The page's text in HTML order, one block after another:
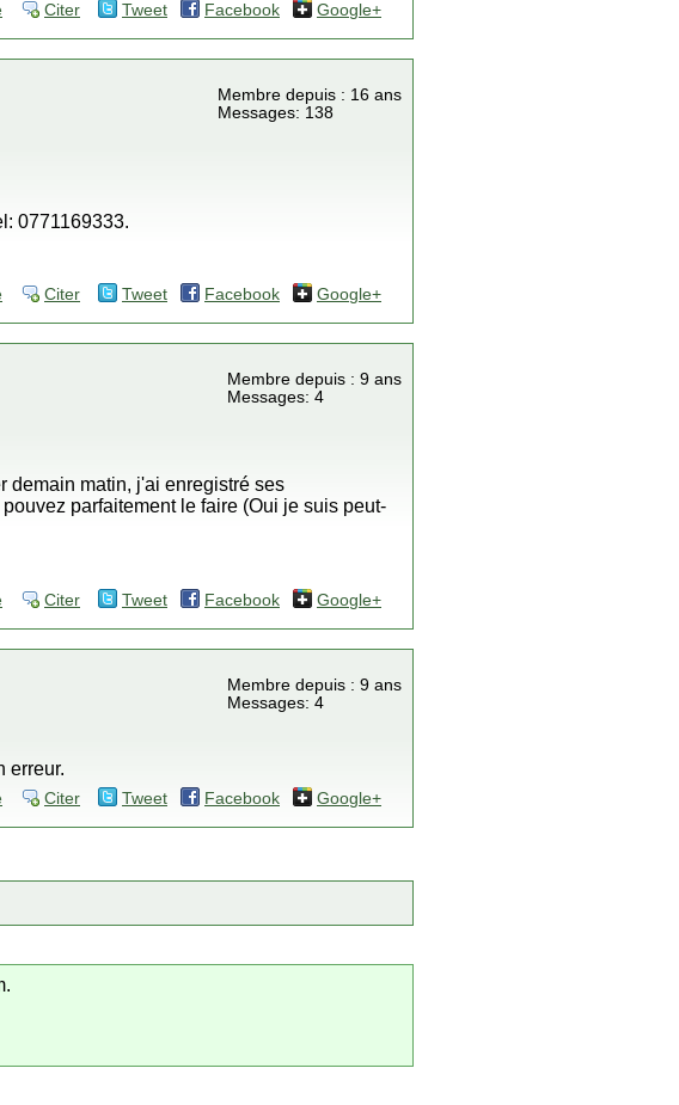
Citer Tweet Facebook Google+
Membre depuis : 16 ans
Messages: 138
0771169333.
Citer Tweet Facebook Google+
Membre depuis : 9 ans
Messages: 4
demain matin, j'ai enregistré ses
parfaitement le faire (Oui je suis peut-
Citer Tweet Facebook Google+
Membre depuis : 9 ans
Messages: 4
erreur.
Citer Tweet Facebook Google+